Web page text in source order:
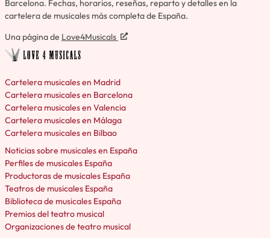
Barcelona. Fechas, horarios, reseñas, reparto y detalles en la
cartelera de musicales más completa de España.
Una página de Love4Musicals
Cartelera musicales en Madrid
Cartelera musicales en Barcelona
Cartelera musicales en Valencia
Cartelera musicales en Málaga
Cartelera musicales en Bilbao
Noticias sobre musicales en España
Perfiles de musicales España
Productoras de musicales España
Teatros de musicales España
Biblioteca de musicales España
Premios del teatro musical
Organizaciones de teatro musical